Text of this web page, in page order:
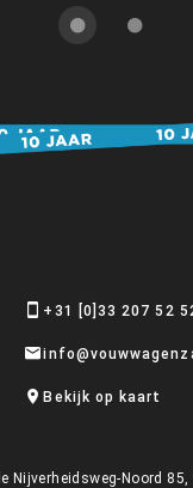
+31 [0]33 207 52
Bekijk op kaart
Nijverheidsweg-Noord 85,